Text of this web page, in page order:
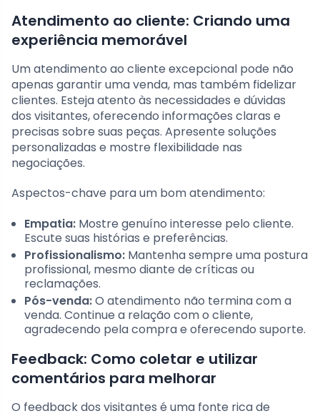
Atendimento ao cliente: Criando uma
experiência memorável
Um atendimento ao cliente excepcional pode não
apenas garantir uma venda, mas também fidelizar
clientes. Esteja atento às necessidades e dúvidas
dos visitantes, oferecendo informações claras e
precisas sobre suas peças. Apresente soluções
personalizadas e mostre flexibilidade nas
negociações.
Aspectos-chave para um bom atendimento:
Empatia: Mostre genuíno interesse pelo cliente.
Escute suas histórias e preferências.
Profissionalismo: Mantenha sempre uma postura
profissional, mesmo diante de críticas ou
reclamações.
Pós-venda:O atendimento não termina com a
venda. Continue a relação com o cliente,
agradecendo pela compra e oferecendo suporte.
Feedback: Como coletar e utilizar
comentários para melhorar
O feedback dos visitantes é uma fonte rica de